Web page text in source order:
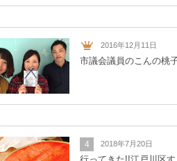
2016年12月11日
市議会議員のこんの桃
4 2018年7月20日